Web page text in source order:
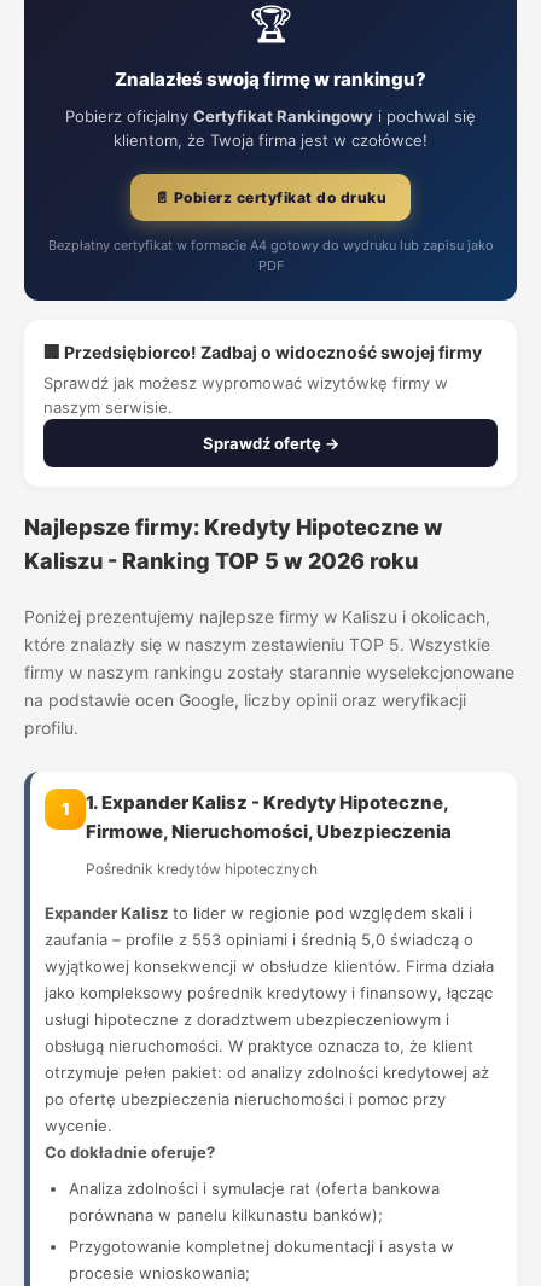
🏆
Znalazłeś swoją firmę w rankingu?
Pobierz oficjalny Certyfikat Rankingowy i pochwal się
klientom, że Twoja firma jest w czołówce!
📄 Pobierz certyfikat do druku
Bezpłatny certyfikat w formacie A4 gotowy do wydruku lub zapisu jako
PDF
🏢 Przedsiębiorco! Zadbaj o widoczność swojej firmy
Sprawdź jak możesz wypromować wizytówkę firmy w
naszym serwisie.
Sprawdź ofertę →
Najlepsze firmy: Kredyty Hipoteczne w
Kaliszu - Ranking TOP 5 w 2026 roku
Poniżej prezentujemy najlepsze firmy w Kaliszu i okolicach,
które znalazły się w naszym zestawieniu TOP 5. Wszystkie
firmy w naszym rankingu zostały starannie wyselekcjonowane
na podstawie ocen Google, liczby opinii oraz weryfikacji
profilu.
1
1. Expander Kalisz - Kredyty Hipoteczne,
Firmowe, Nieruchomości, Ubezpieczenia
Pośrednik kredytów hipotecznych
Expander Kalisz to lider w regionie pod względem skali i
zaufania – profile z 553 opiniami i średnią 5,0 świadczą o
wyjątkowej konsekwencji w obsłudze klientów. Firma działa
jako kompleksowy pośrednik kredytowy i finansowy, łącząc
usługi hipoteczne z doradztwem ubezpieczeniowym i
obsługą nieruchomości. W praktyce oznacza to, że klient
otrzymuje pełen pakiet: od analizy zdolności kredytowej aż
po ofertę ubezpieczenia nieruchomości i pomoc przy
wycenie.
Co dokładnie oferuje?
Analiza zdolności i symulacje rat (oferta bankowa
porównana w panelu kilkunastu banków);
Przygotowanie kompletnej dokumentacji i asysta w
procesie wnioskowania;